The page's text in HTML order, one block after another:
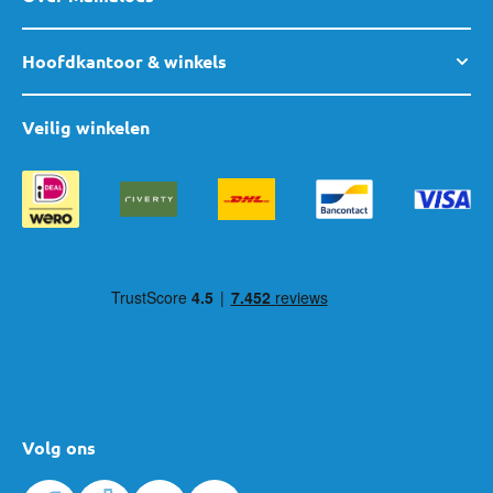
Hoofdkantoor & winkels
Volg ons
Veilig winkelen